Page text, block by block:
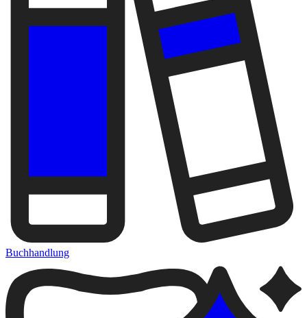
Buchhandlung